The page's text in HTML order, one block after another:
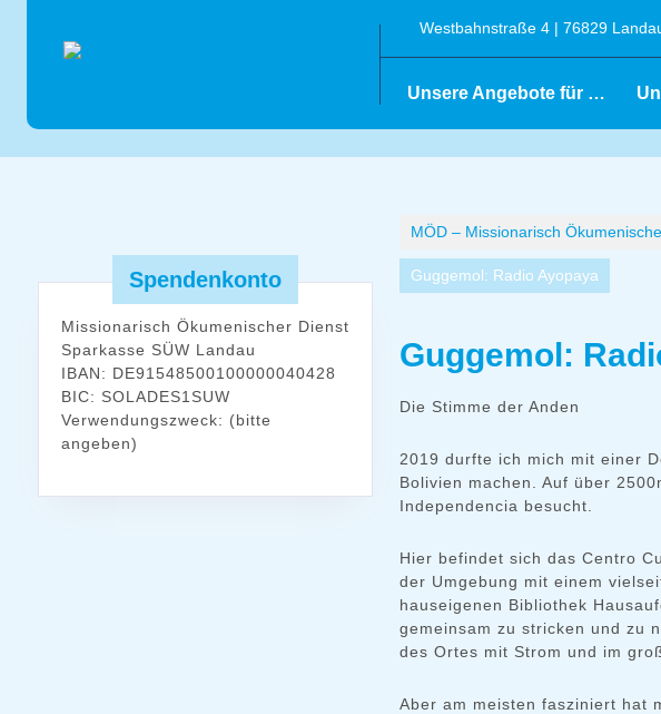
Westbahnstraße 4 | 76829
Unsere Angebote für …
Spendenkonto
Missionarisch Ökumenischer Dienst
Sparkasse SÜW Landau
IBAN: DE91548500100000040428
BIC: SOLADES1SUW
Verwendungszweck: (bitte
angeben)
MÖD – Missionarisch
Guggemol: Radio Ayopaya
Guggemol:
Die Stimme der Anden
2019 durfte ich mich mit einer
Bolivien machen. Auf über
Independencia besucht.
Hier befindet sich das Centro
der Umgebung mit einem
hauseigenen Bibliothek
gemeinsam zu stricken und zu
des Ortes mit Strom und im
Aber am meisten fasziniert hat